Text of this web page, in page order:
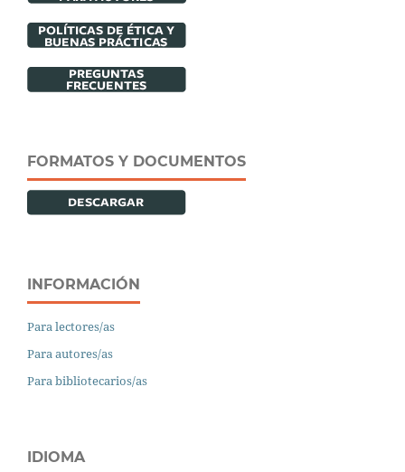
FORMATOS Y DOCUMENTOS
INFORMACIÓN
Para lectores/as
Para autores/as
Para bibliotecarios/as
IDIOMA